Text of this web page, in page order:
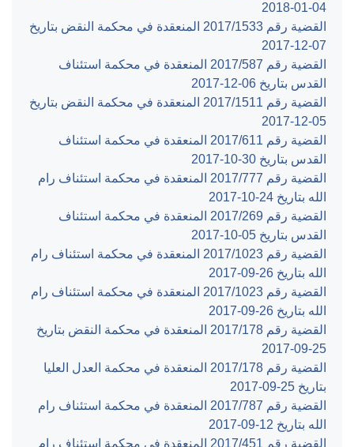
‎2018-01-04‏
القضية رقم ‎1533‏/‎2017‏ المنعقدة في محكمة النقض بتاريخ
‎2017-12-07‏
القضية رقم ‎587‏/‎2017‏ المنعقدة في محكمة استئناف
القدس بتاريخ ‎2017-12-06‏
القضية رقم ‎1511‏/‎2017‏ المنعقدة في محكمة النقض بتاريخ
‎2017-12-05‏
القضية رقم ‎611‏/‎2017‏ المنعقدة في محكمة استئناف
القدس بتاريخ ‎2017-10-30‏
القضية رقم ‎777‏/‎2017‏ المنعقدة في محكمة استئناف رام
الله بتاريخ ‎2017-10-24‏
القضية رقم ‎269‏/‎2017‏ المنعقدة في محكمة استئناف
القدس بتاريخ ‎2017-10-05‏
القضية رقم ‎1023‏/‎2017‏ المنعقدة في محكمة استئناف رام
الله بتاريخ ‎2017-09-26‏
القضية رقم ‎1023‏/‎2017‏ المنعقدة في محكمة استئناف رام
الله بتاريخ ‎2017-09-26‏
القضية رقم ‎178‏/‎2017‏ المنعقدة في محكمة النقض بتاريخ
‎2017-09-25‏
القضية رقم ‎178‏/‎2017‏ المنعقدة في محكمة العدل العليا
بتاريخ ‎2017-09-25‏
القضية رقم ‎787‏/‎2017‏ المنعقدة في محكمة استئناف رام
الله بتاريخ ‎2017-09-12‏
القضية رقم ‎451‏/‎2017‏ المنعقدة في محكمة استئناف رام